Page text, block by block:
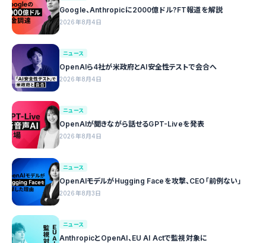
Google、Anthropicに2000億ドル?FT報道を解説
2026年8月4日
ニュース
OpenAIら4社が米政府とAI安全性テストで会合へ
2026年8月4日
ニュース
OpenAIが聞きながら話せるGPT-Liveを発表
2026年8月4日
ニュース
OpenAIモデルがHugging Faceを攻撃、CEO「前例ない」
2026年8月3日
ニュース
AnthropicとOpenAI、EU AI Actで監視対象に